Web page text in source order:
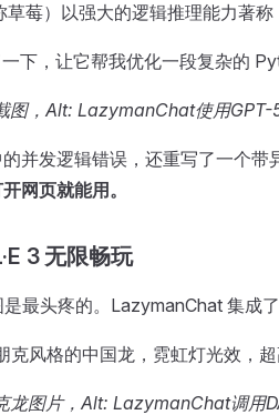
莓）以强大的逻辑推理能力著
下，让它帮我优化一段复杂的
图，Alt: LazymanChat使用
并发逻辑错误，还重写了一个
网页就能用。
3 无限畅玩
最头疼的。LazymanChat 集成
克风格的中国龙，霓虹灯光效，
龙图片，Alt: LazymanChat调用